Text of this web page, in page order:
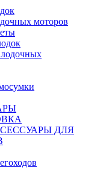
моторов
ДЛЯ